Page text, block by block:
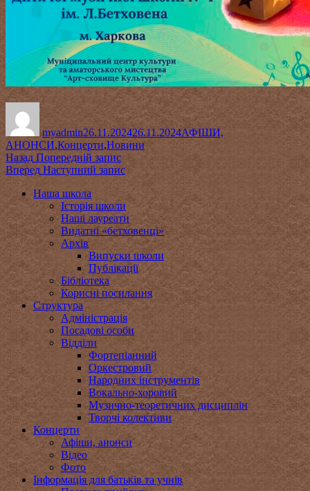
Автор
myadmin
Оприлюднено
26.11.202426.11.2024
Категорії
АФІШИ,
АНОНСИ,Концерти,Новини
Навігація
записів
Назад Попередній
запис:
Попередній запис
Вперед Наступний
Наступний запис
Наша школа
Історія школи
Наші лауреати
Видатні «бетховенці»
Архів
Випуски школи
Публікації
Бібліотека
Корисні посилання
Структура
Адміністрація
Посадові особи
Відділи
Фортепіанний
Оркестровий
Народних інструментів
Вокально-хоровий
Музично-теоретичних дисциплін
Творчі колективи
Концерти
Афіши, анонси
Відео
Фото
Інформація для батьків та учнів